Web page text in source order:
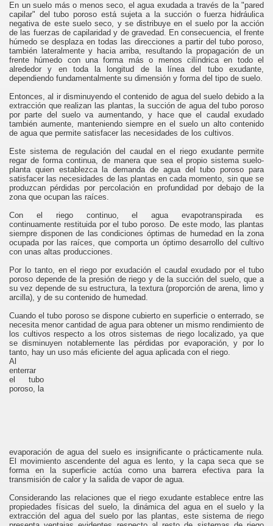
En un suelo más o menos seco, el agua exudada a través de la "pared
capilar" del tubo poroso está sujeta a la succión o fuerza hidráulica
negativa de este suelo seco, y se distribuye en el suelo por la acción
de las fuerzas de capilaridad y de gravedad. En consecuencia, el frente
húmedo se desplaza en todas las direcciones a partir del tubo poroso,
también lateralmente y hacia arriba, resultando la propagación de un
frente húmedo con una forma más o menos cilíndrica en todo el
alrededor y en toda la longitud de la línea del tubo exudante,
dependiendo fundamentalmente su dimensión y forma del tipo de suelo.
Entonces, al ir disminuyendo el contenido de agua del suelo debido a la
extracción que realizan las plantas, la succión de agua del tubo poroso
por parte del suelo va aumentando, y hace que el caudal exudado
también aumente, manteniendo siempre en el suelo un alto contenido
de agua que permite satisfacer las necesidades de los cultivos.
Este sistema de regulación del caudal en el riego exudante permite
regar de forma continua, de manera que sea el propio sistema suelo-
planta quien establezca la demanda de agua del tubo poroso para
satisfacer las necesidades de las plantas en cada momento, sin que se
produzcan pérdidas por percolación en profundidad por debajo de la
zona que ocupan las raíces.
Con el riego continuo, el agua evapotranspirada es
continuamente restituida por el tubo poroso. De este modo, las plantas
siempre disponen de las condiciones óptimas de humedad en la zona
ocupada por las raíces, que comporta un óptimo desarrollo del cultivo
con unas altas producciones.
Por lo tanto, en el riego por exudación el caudal exudado por el tubo
poroso depende de la presión de riego y de la succión del suelo, que a
su vez depende de su estructura, la textura (proporción de arena, limo y
arcilla), y de su contenido de humedad.
Cuando el tubo poroso se dispone cubierto en superficie o enterrado, se
necesita menor cantidad de agua para obtener un mismo rendimiento de
los cultivos respecto a los otros sistemas de riego localizado, ya que
se disminuyen notablemente las pérdidas por evaporación, y por lo
tanto, hay un uso más eficiente del agua aplicada con el riego.
Al
enterrar
el tubo
poroso, la
evaporación de agua del suelo es insignificante o prácticamente nula.
El movimiento ascendente del agua es lento, y la capa seca que se
forma en la superficie actúa como una barrera efectiva para la
transmisión de calor y la salida de vapor de agua.
Considerando las relaciones que el riego exudante establece entre las
propiedades físicas del suelo, la dinámica del agua en el suelo y la
extracción del agua del suelo por las plantas, este sistema de riego